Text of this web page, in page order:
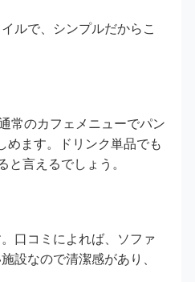
ルで、シンプルだからこ
常のカフェメニューでパン
めます。ドリンク単品でも
言えるでしょう。
口コミによれば、ソファ
設なので清潔感があり、